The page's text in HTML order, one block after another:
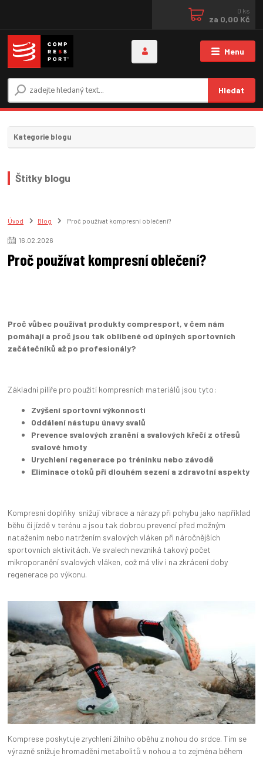
Menu
Hledat
0 ks
za 0,00 Kč
Kategorie blogu
Štítky blogu
Úvod Blog Proč používat kompresní oblečení?
16 02 2026
Proč používat kompresní oblečení?
Proč vůbec používat produkty compresport, v čem nám
pomáhají a proč jsou tak oblíbené od úplných sportovních
začátečníků až po profesionály?
Základní pilíře pro použití kompresních materiálů jsou tyto:
Zvýšení sportovní výkonnosti
Oddálení nástupu únavy svalů
Prevence svalových zranění a svalových křečí z otřesů
svalové hmoty
Urychlení regenerace po tréninku nebo závodě
Eliminace otoků při dlouhém sezení a zdravotní aspekty
Kompresní doplňky snižují vibrace a nárazy při pohybu jako například
běhu či jízdě v terénu a jsou tak dobrou prevencí před možným
natažením nebo natržením svalových vláken při náročnějších
sportovních aktivitách. Ve svalech nevzniká takový počet
mikroporanění svalových vláken, což má vliv i na zkrácení doby
regenerace po výkonu.
Komprese poskytuje zrychlení žilního oběhu z nohou do srdce. Tím se
výrazně snižuje hromadění metabolitů v nohou a to zejména během